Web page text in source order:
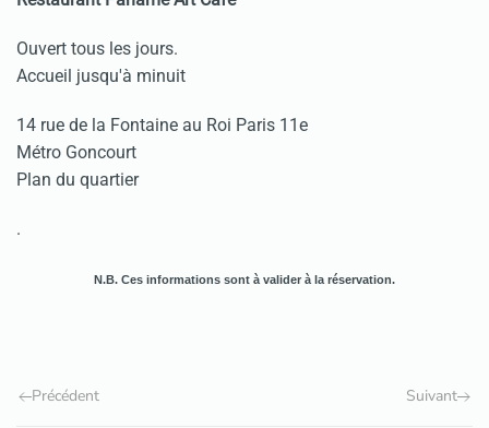
Ouvert tous les jours.
Accueil jusqu'à minuit
14 rue de la Fontaine au Roi Paris 11e
Métro Goncourt
Plan du quartier
.
N.B. Ces informations sont à valider à la réservation.
Précédent Suivant